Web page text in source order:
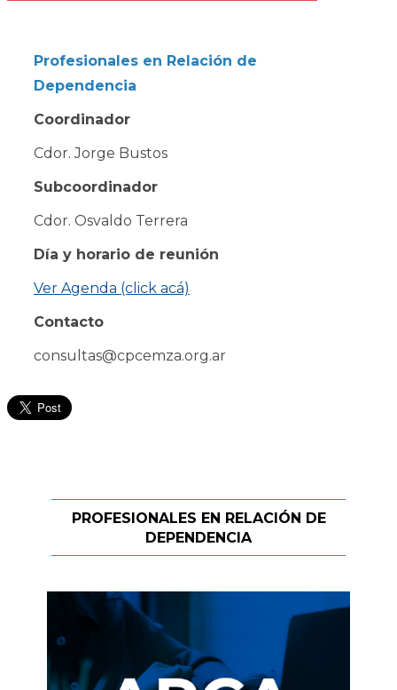
Profesionales en Relación de
Dependencia
Coordinador
Cdor. Jorge Bustos
Subcoordinador
Cdor. Osvaldo Terrera
Día y horario de reunión
Ver Agenda (click acá)
Contacto
consultas@cpcemza.org.ar
PROFESIONALES EN RELACIÓN DE
DEPENDENCIA